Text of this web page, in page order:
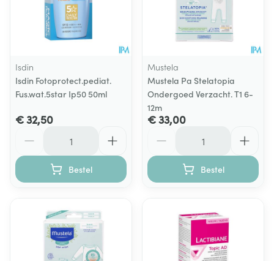
Isdin
Isdin Fotoprotect.pediat.
Fus.wat.5star Ip50 50ml
€ 32,50
Bestel
Mustela
Mustela Pa Stelatopia
Ondergoed Verzacht. T1 6-
12m
€ 33,00
Bestel